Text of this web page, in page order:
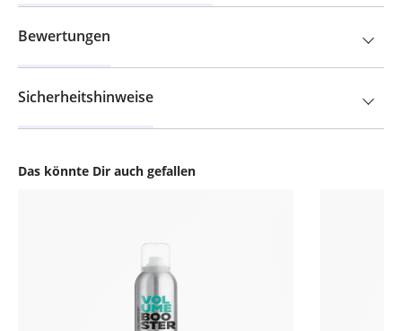
Das könnte Dir auch gefallen
Bewertungen
Sicherheitshinweise